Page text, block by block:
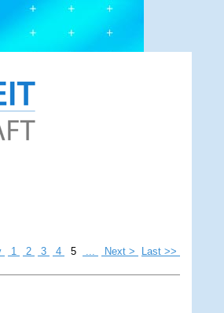
1 2 3 4 5 ... Next > Last >>